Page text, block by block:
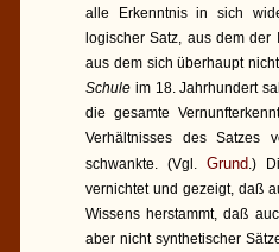
alle Erkenntnis in sich
logischer Satz, aus dem
aus dem sich überhaupt
Schule im 18. Jahrhundert
die gesamte
Verhältnisses des Satzes
schwankte. (Vgl. Grund.)
vernichtet und gezeigt, daß
Wissens herstammt, daß
aber nicht synthetischer